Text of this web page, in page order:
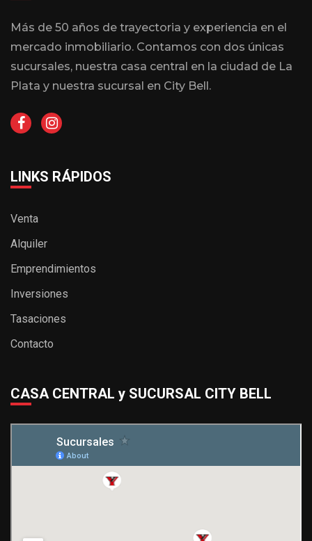
Más de 50 años de trayectoria y experiencia en el
mercado inmobiliario. Contamos con dos únicas
sucursales, nuestra casa central en la ciudad de La
Plata y nuestra sucursal en City Bell.
LINKS RÁPIDOS
Venta
Alquiler
Emprendimientos
Inversiones
Tasaciones
Contacto
CASA CENTRAL y SUCURSAL CITY BELL